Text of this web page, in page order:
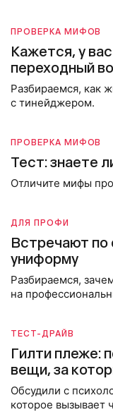
ПРОВЕРКА МИФОВ
Кажется, у
переходный
Разбираемся, как
с тинейджером.
ПРОВЕРКА МИФОВ
Тест: знаете
Отличите мифы
ДЛЯ ПРОФИ
Встречают по
униформу
Разбираемся,
на
ТЕСТ-ДРАЙВ
Гилти плеже:
вещи, за
Обсудили с
которое вызывает